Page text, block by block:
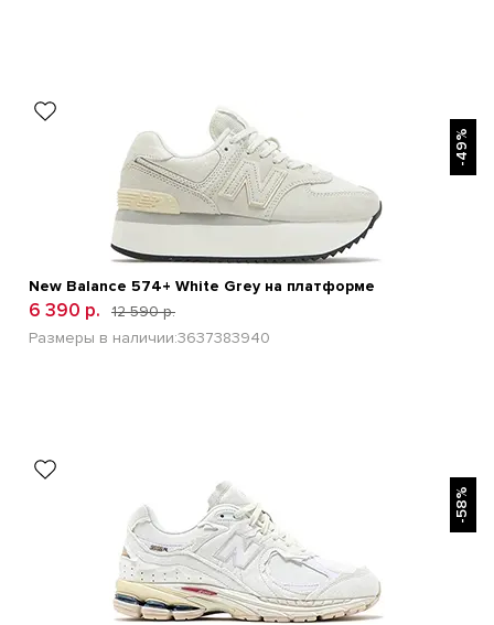
БЫСТРЫЙ ПРОСМОТР
-49%
New Balance 574+ White Grey на платформе
6 390 р.
12 590 р.
Размеры в наличии:3637383940
-58%